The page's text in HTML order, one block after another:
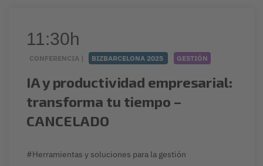
11:30h
CONFERENCIA | BIZBARCELONA 2025 GESTIÓN
IA y productividad empresarial:
transforma tu tiempo –
CANCELADO
#Herramientas y soluciones para la gestión